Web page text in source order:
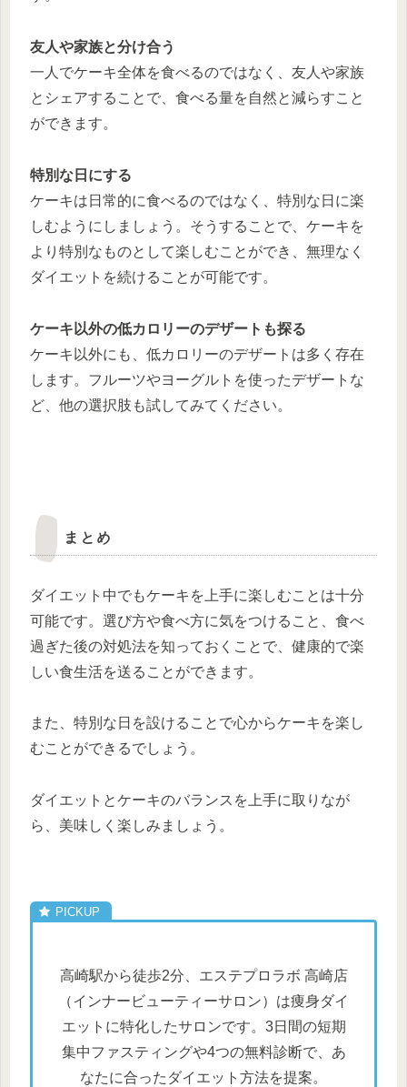
友人や家族と分け合う
一人でケーキ全体を食べるのではなく、友人や家族
とシェアすることで、食べる量を自然と減らすこと
ができます。
特別な日にする
ケーキは日常的に食べるのではなく、特別な日に楽
しむようにしましょう。そうすることで、ケーキを
より特別なものとして楽しむことができ、無理なく
ダイエットを続けることが可能です。
ケーキ以外の低カロリーのデザートも探る
ケーキ以外にも、低カロリーのデザートは多く存在
します。フルーツやヨーグルトを使ったデザートな
ど、他の選択肢も試してみてください。
まとめ
ダイエット中でもケーキを上手に楽しむことは十分
可能です。選び方や食べ方に気をつけること、食べ
過ぎた後の対処法を知っておくことで、健康的で楽
しい食生活を送ることができます。
また、特別な日を設けることで心からケーキを楽し
むことができるでしょう。
ダイエットとケーキのバランスを上手に取りなが
ら、美味しく楽しみましょう。
高崎駅から徒歩2分、エステプロラボ 高崎店
（インナービューティーサロン）は痩身ダイ
エットに特化したサロンです。3日間の短期
集中ファスティングや4つの無料診断で、あ
なたに合ったダイエット方法を提案。